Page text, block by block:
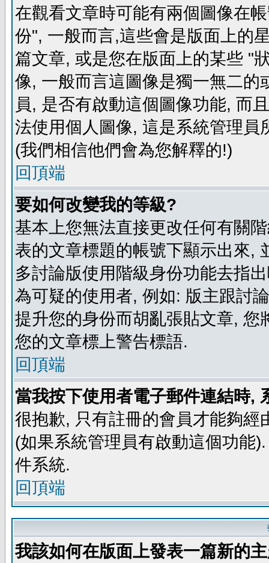
在觀看文章時可能有兩個圖像在
份", 一般而言,這些會是版面上的
篇文章, 或是您在版面上的某些 "
像, 一般而言這圖像是獨一無二
員, 是否有啟動這個圖像功能, 而
法使用個人圖像, 這是系統管理
(我們相信他們會為您解釋的!)
回頂端
要如何改變我的等級?
基本上您無法直接更改任何有關
表的文章標題的帳號下顯示出來,
多討論版使用階級身份功能去指
為可疑的使用者, 例如: 版主跟討
提升您的身份而胡亂張貼文章,
您的文章標上警告標語.
回頂端
當我按下使用者電子郵件連結時,
很抱歉, 只有註冊的會員才能夠
(如果系統管理員有啟動這個功能
件系統.
回頂端
我該如何在版面上發表一篇新的